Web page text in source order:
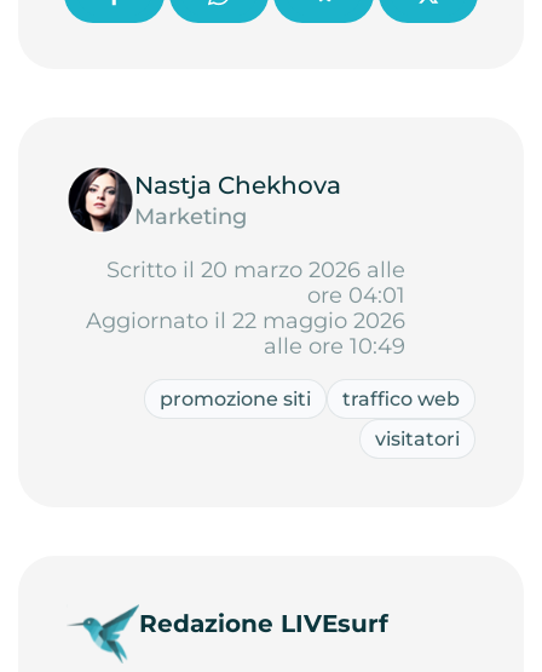
Nastja Chekhova
Marketing
Scritto il 20 marzo 2026 alle
ore 04:01
Aggiornato il 22 maggio 2026
alle ore 10:49
promozione siti
traffico web
visitatori
Redazione LIVEsurf